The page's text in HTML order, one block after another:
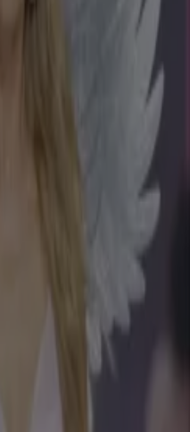
Televizier-Gala
om te stemmen!’ ’ (Vandaag